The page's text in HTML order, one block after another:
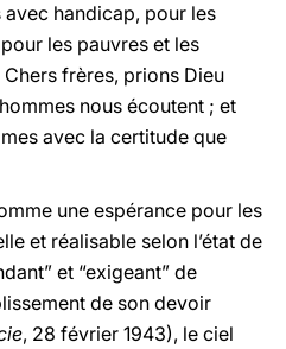
handicap, pour les
les pauvres et les
frères, prions Dieu
nous écoutent ; et
avec la certitude que
une espérance pour les
et réalisable selon l’état de
et “exigeant” de
de son devoir
, 28 février 1943), le ciel